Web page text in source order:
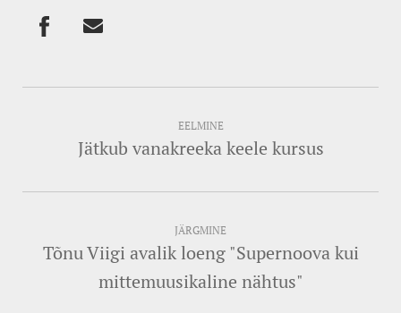
EELMINE
Jätkub vanakreeka keele kursus
JÄRGMINE
Tõnu Viigi avalik loeng "Supernoova kui
mittemuusikaline nähtus"